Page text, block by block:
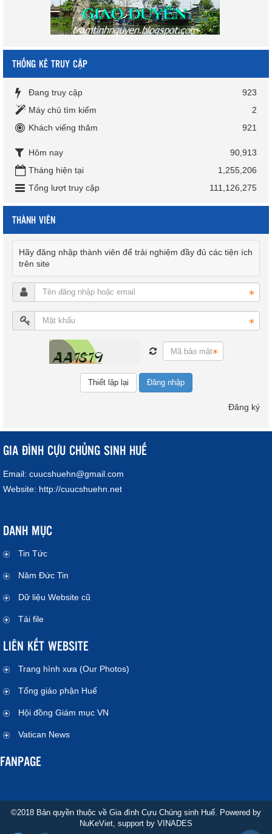
THỐNG KÊ TRUY CẬP
Đang truy cập
923
Máy chủ tìm kiếm
2
Khách viếng thăm
921
Hôm nay
90,913
Tháng hiện tại
1,255,206
Tổng lượt truy cập
111,126,275
THÀNH VIÊN
Hãy đăng nhập thành viên để trải nghiệm đầy đủ các tiện ích
trên site
Đăng nhập
Đăng ký
GIA ĐÌNH CỰU CHỦNG SINH HUẾ
Email: cuucshuehn@gmail.com
Website: http://cuucshuehn.net
DANH MỤC
Tin Tức
Năm Đức Tin
Dữ liệu Website cũ
Tải file
LIÊN KẾT WEBSITE
Trang hình xưa (Our Photos)
Tổng giáo phận Huế
Hội đồng Giám mục VN
Vatican News
FANPAGE
©2018 Bản quyền thuộc về Gia đình Cựu Chủng sinh Huế. Powered by
NuKeViet , support by VINADES